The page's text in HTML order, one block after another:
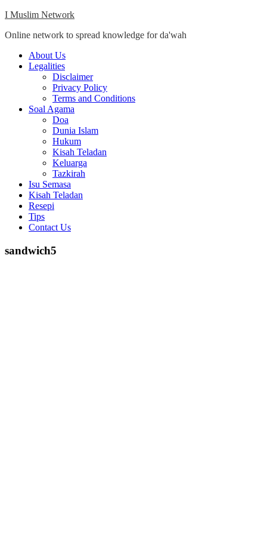
Skip
content
I Muslim Network
Online network to spread knowledge for da'wah
Close
Menu
About Us
Legalities
Disclaimer
Privacy Policy
Terms and Conditions
Soal Agama
Doa
Dunia Islam
Hukum
Kisah Teladan
Keluarga
Tazkirah
Isu Semasa
Kisah Teladan
Resepi
Tips
Contact Us
sandwich5